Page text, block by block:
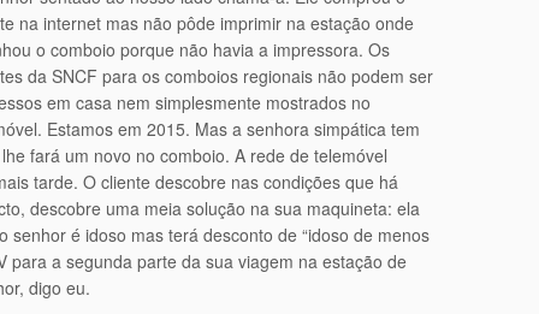
na internet mas não pôde imprimir na estação onde
o comboio porque não havia a impressora. Os
da SNCF para os comboios regionais não podem ser
em casa nem simplesmente mostrados no
Estamos em 2015. Mas a senhora simpática tem
fará um novo no comboio. A rede de telemóvel
tarde. O cliente descobre nas condições que há
descobre uma meia solução na sua maquineta: ela
é idoso mas terá desconto de “idoso de menos
para a segunda parte da sua viagem na estação de
digo eu.